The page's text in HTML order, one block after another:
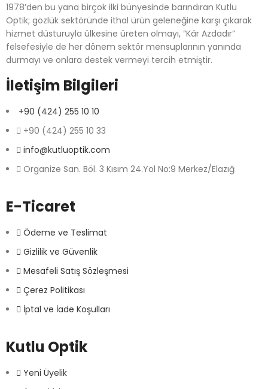
1978’den bu yana birçok ilki bünyesinde barındıran Kutlu
Optik; gözlük sektöründe ithal ürün geleneğine karşı çıkarak
hizmet düsturuyla ülkesine üreten olmayı, “Kâr Azdadır”
felsefesiyle de her dönem sektör mensuplarının yanında
durmayı ve onlara destek vermeyi tercih etmiştir.
İletişim Bilgileri
+90 (424) 255 10 10
+90 (424) 255 10 33
info@kutluoptik.com
Organize San. Böl. 3 Kısım 24.Yol No:9 Merkez/Elazığ
E-Ticaret
Ödeme ve Teslimat
Gizlilik ve Güvenlik
Mesafeli Satış Sözleşmesi
Çerez Politikası
İptal ve İade Koşulları
Kutlu Optik
Yeni Üyelik